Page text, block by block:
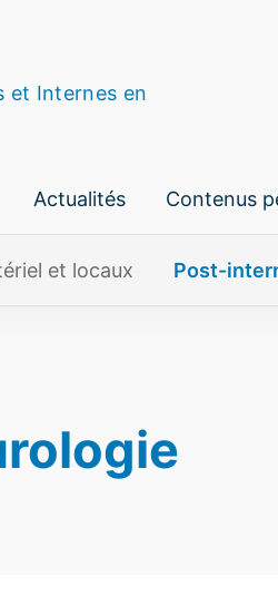
et Internes en
Actualités Contenus
et locaux Post-